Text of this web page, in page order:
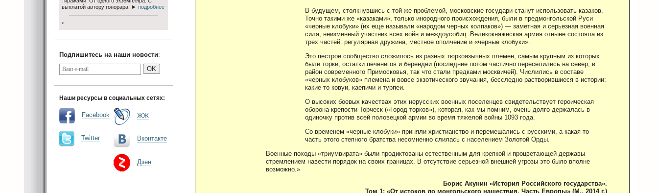
В будущем, столкнувшись с той же проблемой, московские государи станут использовать казаков.
Точно такими же «казаками», только инородного происхождения, были в предмонгольской Руси
«черные клобуки» (их еще называли «народом черных колпаков») — заметная и серьезная военная
сила, неизменный участник всех войн и междоусобиц. Великокняжеская армия отныне состояла из
трех частей: регулярная дружина, местное ополчение и «черные клобуки».
Это пестрое сообщество сложилось из разных тюркоязычных племен, самым крупным из которых
были торки, остатки печенегов и берендеи (последние потом частично переселились на север, в
район современного Примосковья, так что стали предками москвичей). Числились в составе
«черных клобуков» племена и вовсе экзотического звучания, бесследно растворившиеся в истории:
какие-то ковуи, каепичи и турпеи.
О высоких боевых качествах этих нерусских военных поселенцев свидетельствует героическая
оборона крепости Торческ («Город торков»), которая, как мы помним, очень долго держалась в
одиночку против всей половецкой армии во время тяжелой войны 1093 года.
Со временем «черные клобуки» приняли христианство и перемешались с русскими, а какая-то
часть этого степного братства несомненно слилась с населением Золотой Орды.
Военные походы «триумвирата» были продиктованы естественным для крепкой и процветающей державы
стремлением навести порядок на своих границах. В отсутствие серьезной внешней угрозы это было вполне
возможно.»
Борис Акунин «История Российского государства».
Том 1: «От истоков до монгольского нашествия. Часть Европы» (М., 2014 г.)
выплатой автору гонорара. ► подробнее
*
Подпишитесь на наши новости:
OK
Наши ресурсы в социальных сетях:
Facebook
Twitter
ЖЖ
Вконтакте
Дзен